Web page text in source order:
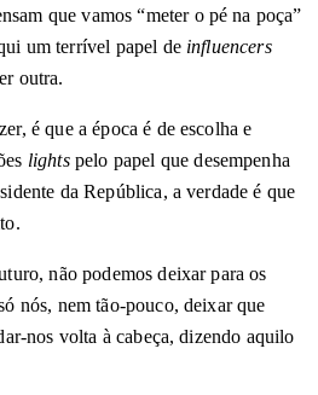
que vamos “meter o pé na poça”
um terrível papel de influencers
outra.
é que a época é de escolha e
lightspelo papel que desempenha
da República, a verdade é que
não podemos deixar para os
nós, nem tão-pouco, deixar que
nos volta à cabeça, dizendo aquilo